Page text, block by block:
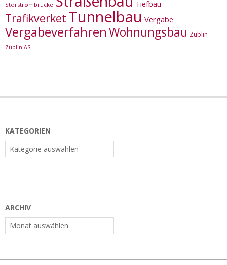
Storstrømbrücke Tiefbau
Trafikverket Tunnelbau Vergabe
VergabeverfahrenWohnungsbau Züblin
Züblin AS
KATEGORIEN
Kategorien
ARCHIV
Archiv